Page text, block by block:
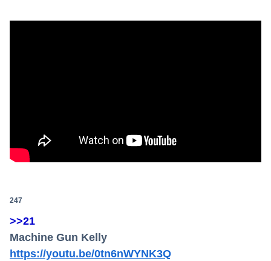
247
>>21
Machine Gun Kelly
https://youtu.be/0tn6nWYNK3Q